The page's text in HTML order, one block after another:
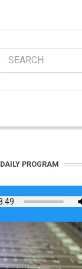
Search
DAILY PROGRAM